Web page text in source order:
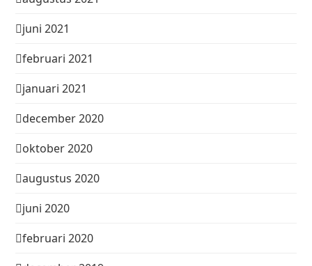
juni 2021
februari 2021
januari 2021
december 2020
oktober 2020
augustus 2020
juni 2020
februari 2020